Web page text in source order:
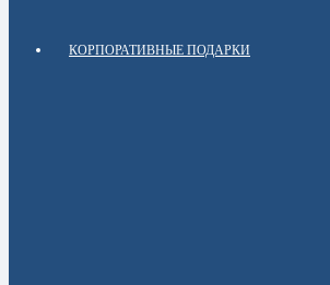
КОРПОРАТИВНЫЕ ПОДАРКИ